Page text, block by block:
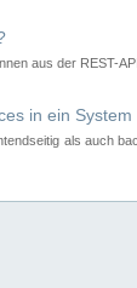
aus der REST-
in ein
als auch